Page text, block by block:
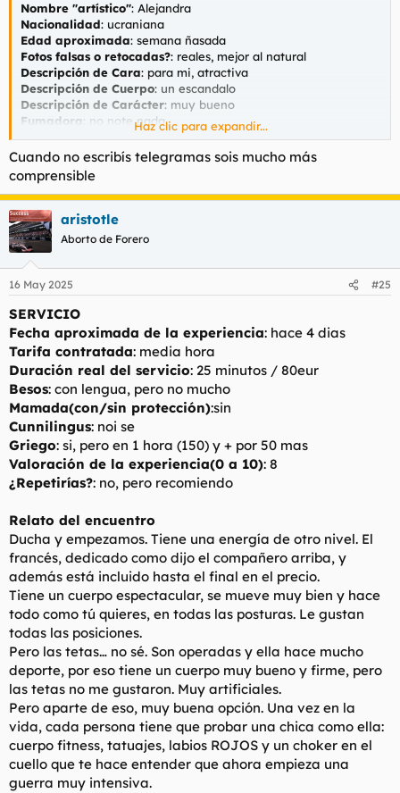
Nombre "artístico": Alejandra
Nacionalidad: ucraniana
Edad aproximada: semana ñasada
Fotos falsas o retocadas?: reales, mejor al natural
Descripción de Cara: para mi, atractiva
Descripción de Cuerpo: un escandalo
Descripción de Carácter: muy bueno
Fumadora: no note nada
CONTACTO
: ya está puesto
Web/Anuncio
Dirección: creo q fue Menorca jaja
LUGAR DE ENCUENTRO
Aire Acondicionado/Calefacción
Discreción del lugar:
Valoración de las instalaciones
SERVICIO
Fecha aproximada de la experiencia: semana pasada
Tarifa contratada: media hora
Duración real del servicio
: lo acordado
Besos: hasta escaldar los labios
Mamada(con/sin protección):sin
Cunnilingus: sublime
Griego: no es mi guerra
Valoración de la experiencia(0 a 10): 8,5
¿Repetirías?: puede, aunque repito poco
Relato del encuentro
Como dijo el compañero la energía que desprende esta
Dama es de otro nivel. Los besos sublimes y el Frances
dedicado. Se toma su tiempo con los gemelos y lo hace
francamente bien, sin exceder en succión pero
manteniéndolos en vilo mientras entran y salen de su boca
a la vez que su lengua se desliza jugando con ellos.
Dado lo bien que se manejaba le deje tomar iniciativa y no
me arrepiento ya que la intensidad con la que dedica su
tiempo a hacerte gozar no es habitual en estos lares.
Tiene un cuerpo espectacular y se mueve muy bien. Verla
sobre ti es digno de mención. Además lleva bastantes
status, cosa que me encanta y me ponía más si cabe.
Para mi más que recomendable
Haz clic para expandir...
Cuando no escribís telegramas sois mucho más
comprensible
aristotle
Aborto de Forero
16 May 2025 #25
SERVICIO
Fecha aproximada de la experiencia: hace 4 dias
Tarifa contratada: media hora
Duración real del servicio: 25 minutos / 80eur
Besos: con lengua, pero no mucho
Mamada(con/sin protección):sin
Cunnilingus: noi se
Griego: si, pero en 1 hora (150) y + por 50 mas
Valoración de la experiencia(0 a 10): 8
¿Repetirías?: no, pero recomiendo
Relato del encuentro
Ducha y empezamos. Tiene una energía de otro nivel. El
francés, dedicado como dijo el compañero arriba, y
además está incluido hasta el final en el precio.
Tiene un cuerpo espectacular, se mueve muy bien y hace
todo como tú quieres, en todas las posturas. Le gustan
todas las posiciones.
Pero las tetas… no sé. Son operadas y ella hace mucho
deporte, por eso tiene un cuerpo muy bueno y firme, pero
las tetas no me gustaron. Muy artificiales.
Pero aparte de eso, muy buena opción. Una vez en la
vida, cada persona tiene que probar una chica como ella:
cuerpo fitness, tatuajes, labios ROJOS y un choker en el
cuello que te hace entender que ahora empieza una
guerra muy intensiva.